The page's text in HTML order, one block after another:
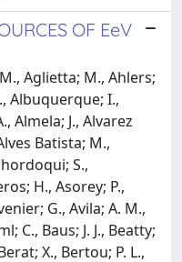
OF EeV
Aglietta; M., Ahlers;
Albuquerque; I.,
Almela; J., Alvarez
Batista; M.,
S.,
H., Asorey; P.,
G., Avila; A. M.,
C., Baus; J. J., Beatty;
X., Bertou; P. L.,